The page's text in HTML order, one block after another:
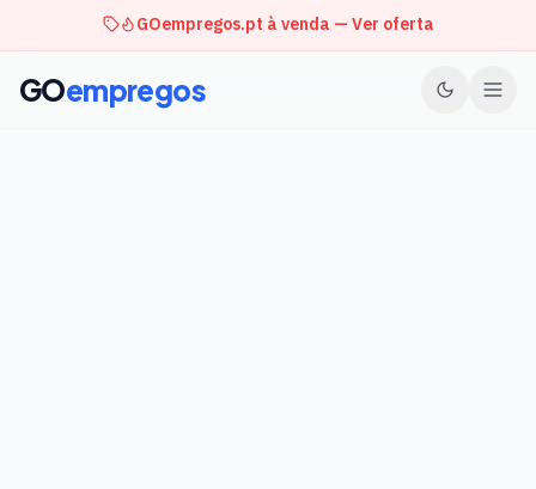
GOempregos.pt à venda — Ver oferta
GOempregos